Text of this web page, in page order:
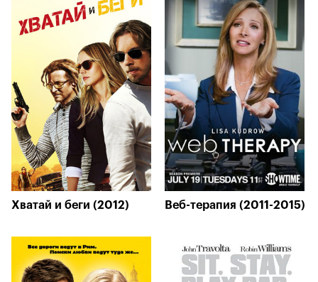
Хватай и беги (2012) Веб-терапия (2011-2015)